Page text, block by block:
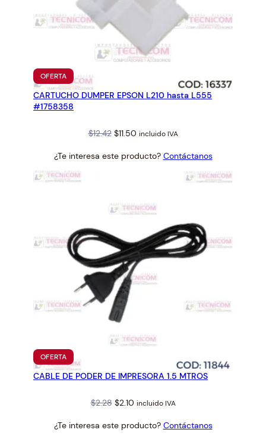
OFERTAPRODUCTO
EN
OFERTA
CARTUCHO DUMPER EPSON L210 hasta L555
#1758358
$12.42 Original
was:
$11.50Current
is:
incluido IVA
¿Te interesa este producto? Contáctanos
OFERTAPRODUCTO
EN
OFERTA
CABLE DE PODER DE IMPRESORA 1.5 MTROS
$2.28 Original
was:
$2.10Current
is:
incluido IVA
¿Te interesa este producto? Contáctanos